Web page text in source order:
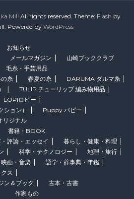
Mill All rights reserved. Theme: Flash by
Powered byWordPress
お知らせ
メールマガジン
山崎ブッククラブ
毛糸・手芸用品
糸 春夏の糸
DARUMA ダルマ糸
TULIP チューリップ 編み物用品
LOPIロピー
ョン）
Puppy パピー
リジナル
書籍・BOOK
評論・エッセイ
暮らし・健康・料理
科学・テクノロジー
地理・旅行
映画・音楽
語学・辞事典・年鑑
ス
ン＆ブック
古本・古書
作家もの